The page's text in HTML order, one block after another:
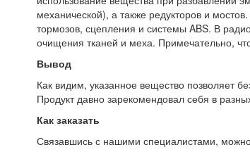
механической), а также редукторов и
тормозов, сцепления и системы ABS. В
очищения тканей и меха. Примечательно,
Вывод
Как видим, указанное вещество позволяет
Продукт давно зарекомендовал себя в
Как заказать
Связавшись с нашими специалистами,